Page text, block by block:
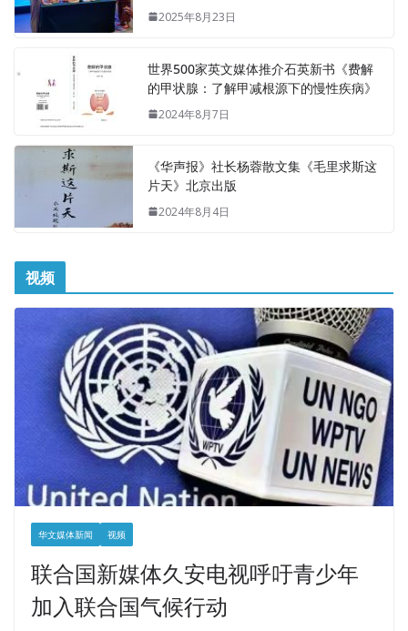
2025年8月23日
世界500家英文媒体推介石英新书《费解
的甲状腺：了解甲减根源下的慢性疾病》
2024年8月7日
《华声报》社长杨蓉散文集《毛里求斯这
片天》北京出版
2024年8月4日
视频
华文媒体新闻 视频
联合国新媒体久安电视呼吁青少年
加入联合国气候行动